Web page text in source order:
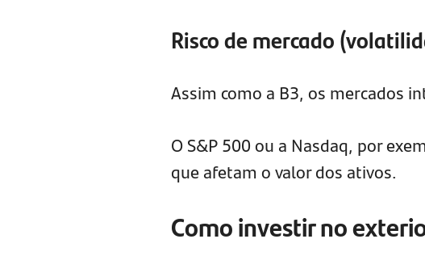
Risco de mercado
Assim como a B3, os mercados
O S&P 500 ou a Nasdaq, por
que afetam o valor dos ativos.
Como investir no